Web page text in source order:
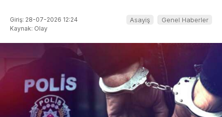
Giriş: 28-07-2026 12:24
Kaynak: Olay
Asayiş Genel Haberler